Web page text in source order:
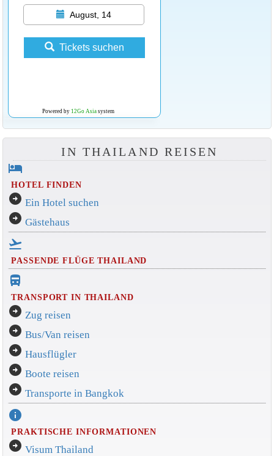
August, 14
Tickets suchen
Powered by 12Go Asiasystem
IN THAILAND REISEN
hotel
HOTEL FINDEN
arrow_circle_right Ein Hotel suchen
arrow_circle_right Gästehaus
flight_takeoff
PASSENDE FLÜGE THAILAND
directions_bus_filled
TRANSPORT IN THAILAND
arrow_circle_right Zug reisen
arrow_circle_right Bus/Van reisen
arrow_circle_right Hausflügler
arrow_circle_right Boote reisen
arrow_circle_right Transporte in Bangkok
info
PRAKTISCHE INFORMATIONEN
arrow_circle_right Visum Thailand